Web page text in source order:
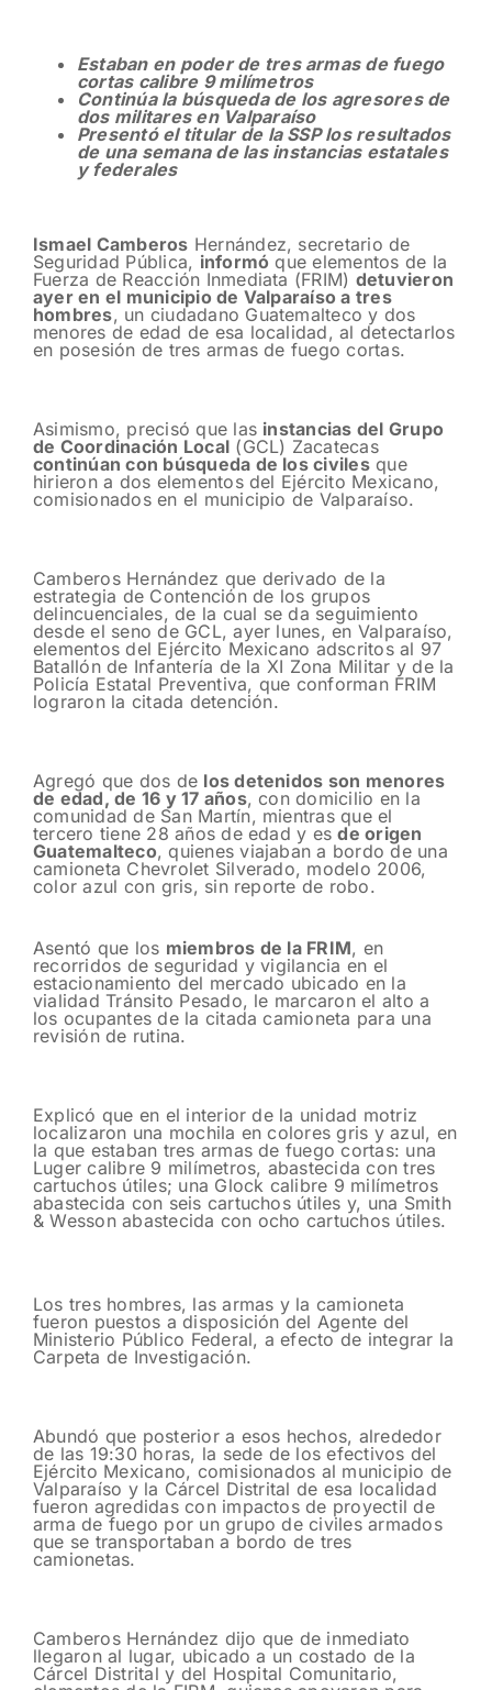
Estaban en poder de tres armas de fuego
cortas calibre 9 milímetros
Continúa la búsqueda de los agresores de
dos militares en Valparaíso
Presentó el titular de la SSP los resultados
de una semana de las instancias estatales
y federales
Ismael Camberos Hernández, secretario de
Seguridad Pública, informó que elementos de la
Fuerza de Reacción Inmediata (FRIM) detuvieron
ayer en el municipio de Valparaíso a tres
hombres, un ciudadano Guatemalteco y dos
menores de edad de esa localidad, al detectarlos
en posesión de tres armas de fuego cortas.
Asimismo, precisó que las instancias del Grupo
de Coordinación Local (GCL) Zacatecas
continúan con búsqueda de los civilesque
hirieron a dos elementos del Ejército Mexicano,
comisionados en el municipio de Valparaíso.
Camberos Hernández que derivado de la
estrategia de Contención de los grupos
delincuenciales, de la cual se da seguimiento
desde el seno de GCL, ayer lunes, en Valparaíso,
elementos del Ejército Mexicano adscritos al 97
Batallón de Infantería de la XI Zona Militar y de la
Policía Estatal Preventiva, que conforman FRIM
lograron la citada detención.
Agregó que dos de los detenidos son menores
de edad, de 16 y 17 años, con domicilio en la
comunidad de San Martín, mientras que el
tercero tiene 28 años de edad y esde origen
Guatemalteco, quienes viajaban a bordo de una
camioneta Chevrolet Silverado, modelo 2006,
color azul con gris, sin reporte de robo.
Asentó que los miembros de la FRIM, en
recorridos de seguridad y vigilancia en el
estacionamiento del mercado ubicado en la
vialidad Tránsito Pesado, le marcaron el alto a
los ocupantes de la citada camioneta para una
revisión de rutina.
Explicó que en el interior de la unidad motriz
localizaron una mochila en colores gris y azul, en
la que estaban tres armas de fuego cortas: una
Luger calibre 9 milímetros, abastecida con tres
cartuchos útiles; una Glock calibre 9 milímetros
abastecida con seis cartuchos útiles y, una Smith
& Wesson abastecida con ocho cartuchos útiles.
Los tres hombres, las armas y la camioneta
fueron puestos a disposición del Agente del
Ministerio Público Federal, a efecto de integrar la
Carpeta de Investigación.
Abundó que posterior a esos hechos, alrededor
de las 19:30 horas, la sede de los efectivos del
Ejército Mexicano, comisionados al municipio de
Valparaíso y la Cárcel Distrital de esa localidad
fueron agredidas con impactos de proyectil de
arma de fuego por un grupo de civiles armados
que se transportaban a bordo de tres
camionetas.
Camberos Hernández dijo que de inmediato
llegaron al lugar, ubicado a un costado de la
Cárcel Distrital y del Hospital Comunitario,